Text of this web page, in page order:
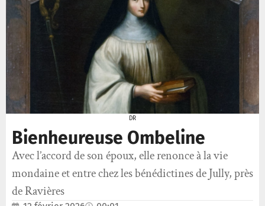
DR
Bienheureuse Ombeline
Avec l’accord de son époux, elle renonce à la vie
mondaine et entre chez les bénédictines de Jully, près
de Ravières